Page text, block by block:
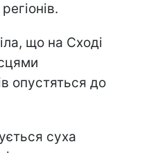
що на Сході
опустяться до
суха